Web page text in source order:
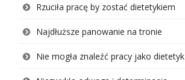
Rzuciła pracę by zostać dietetykiem
Najdłuższe panowanie na tronie
Nie mogła znaleźć pracy jako dietetyk